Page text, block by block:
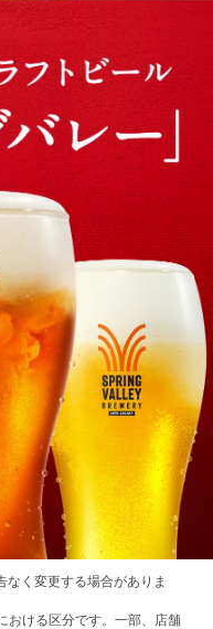
く変更する場合がありま
おける区分です。一部、店舗